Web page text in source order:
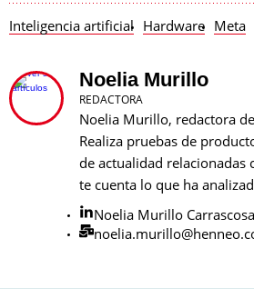
Inteligencia artificial Hardware Meta
Noelia Murillo
REDACTORA
Noelia Murillo, redactora
Realiza pruebas de
de actualidad relacionadas
te cuenta lo que ha
Noelia Murillo